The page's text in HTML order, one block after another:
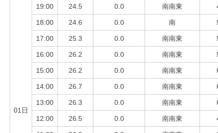
01日
19:00 24.5 0.0 南南東
18:00 24.6 0.0 南
17:00 25.3 0.0 南南東
16:00 26.2 0.0 南南東
15:00 26.2 0.0 南南東
14:00 26.7 0.0 南南東
13:00 26.3 0.0 南南東
12:00 26.5 0.0 南南東